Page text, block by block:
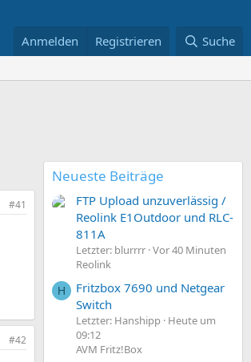
Anmelden Registrieren Suche
#41
#42
Neueste Beiträge
FTP Upload unzuverlässig /
Reolink E1Outdoor und RLC-
811A
Letzter: blurrrr Vor 40 Minuten
Reolink
H
Fritzbox 7690 und Netgear
Switch
Letzter: Hanshipp Heute um
09:12
AVM Fritz!Box